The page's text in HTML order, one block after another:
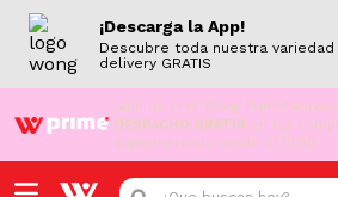
¡Descarga la App!
Descubre toda nuestra variedad
delivery GRATIS
¡Aún no eres Wong Prime!
DESPACHO GRATIS en tus
supermercado desde S/79.90
¿Que buscas hoy?